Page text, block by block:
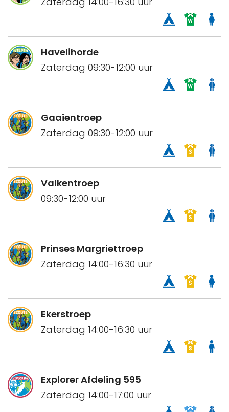
Havelihorde
Zaterdag 09:30-12:00 uur
Gaaientroep
Zaterdag 09:30-12:00 uur
Valkentroep
09:30-12:00 uur
Prinses Margriettroep
Zaterdag 14:00-16:30 uur
Ekerstroep
Zaterdag 14:00-16:30 uur
Explorer Afdeling 595
Zaterdag 14:00-17:00 uur